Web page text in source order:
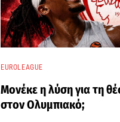
EUROLEAGUE
Μονέκε η λύση για τη
στον Ολυμπιακό;